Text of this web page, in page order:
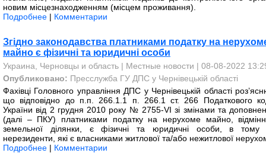
новим місцезнаходженням (місцем проживання).
Подробнее | Комментарии
Згідно законодавства платниками податку на
майно є фізичні та юридичні особи
Украина, Черновцы и область | Местные новости | 08-08-2022
Опубликовано: Пресслужба ГУ ДПС у Чернівецькій області
Фахівці Головного управління ДПС у Чернівецькій області
що відповідно до п.п. 266.1.1 п. 266.1 ст. 266 Податкового
України від 2 грудня 2010 року № 2755-VI зі змінами та
(далі – ПКУ) платниками податку на нерухоме майно,
земельної ділянки, є фізичні та юридичні особи, в тому
нерезиденти, які є власниками житлової та/або нежитлової
Подробнее | Комментарии